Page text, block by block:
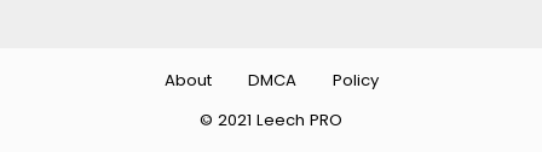
© 2021 Leech PRO
About DMCA Policy